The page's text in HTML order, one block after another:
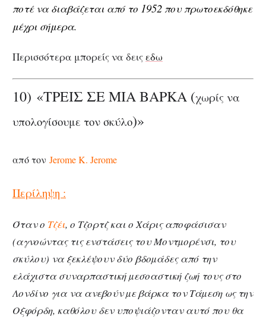
ποτέ να διαβάζεται από το 1952 που πρωτοεκδόθηκε
μέχρι σήμερα.
Περισσότερα μπορείς να δειςεδω
10) «ΤΡΕΙΣ ΣΕ ΜΙΑ ΒΑΡΚΑ (χωρίς να
υπολογίσουμε τον σκύλο)»
από τον Jerome K. Jerome
Περίληψη :
Όταν ο Τζέι, ο Τζορτζ και ο Χάρις αποφάσισαν
(αγνοώντας τις ενστάσεις του Μοντµορένσι, του
σκύλου) να ξεκλέψουν δύο βδοµάδες από την
ελάχιστα συναρπαστική µεσοαστική ζωή τους στο
Λονδίνο για να ανεβούν µε βάρκα τον Τάµεση ως την
Οξφόρδη, καθόλου δεν υποψιάζονταν αυτό που θα